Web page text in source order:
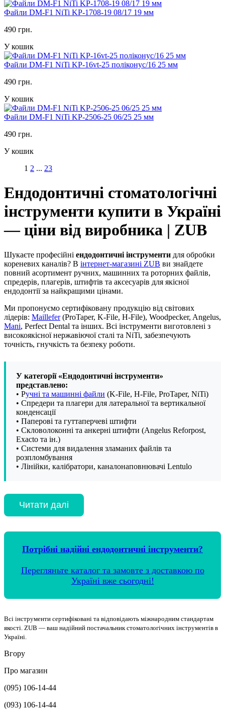
Файли DM-F1 NiTi KP-1708-19 08/17 19 мм
490 грн.
У кошик
Файли DM-F1 NiTi KP-16vt-25 поліконус/16 25 мм
490 грн.
У кошик
Файли DM-F1 NiTi KP-2506-25 06/25 25 мм
490 грн.
У кошик
1 2 ... 23
Ендодонтичні стоматологічні
інструменти купити в Україні
— ціни від виробника | ZUB
Шукаєте професійні ендодонтичні інструменти для обробки
кореневих каналів? В інтернет-магазині ZUB ви знайдете
повний асортимент ручних, машинних та роторних файлів,
спредерів, плагерів, штифтів та аксесуарів для якісної
ендодонтії за найкращими цінами.
Ми пропонуємо сертифіковану продукцію від світових
лідерів: Maillefer(ProTaper, K-File, H-File), Woodpecker, Angelus,
Mani, Perfect Dental та інших. Всі інструменти виготовлені з
високоякісної нержавіючої сталі та NiTi, забезпечують
точність, гнучкість та безпеку роботи.
У категорії «Ендодонтичні інструменти»
представлено:
• Ручні та машинні файли (K-File, H-File, ProTaper, NiTi)
• Спредери та плагери для латеральної та вертикальної
конденсації
• Паперові та гуттаперчеві штифти
• Скловолоконні та анкерні штифти (Angelus Reforpost,
Exacto та ін.)
• Системи для видалення зламаних файлів та
розпломбування
• Лінійки, калібратори, каналонаповнювачі Lentulo
Читати далі
Потрібні надійні ендодонтичні інструменти?
Перегляньте каталог та замовте з доставкою по
Україні вже сьогодні!
Всі інструменти сертифіковані та відповідають міжнародним стандартам
якості. ZUB — ваш надійний постачальник стоматологічних інструментів в
Україні.
Вгору
Про магазин
(095) 106-14-44
(093) 106-14-44